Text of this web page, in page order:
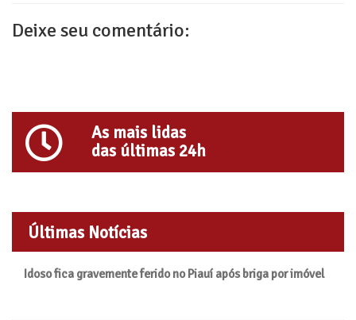
Deixe seu comentário:
As mais lidas
das últimas 24h
Últimas Notícias
Idoso fica gravemente ferido no Piauí após briga por imóvel